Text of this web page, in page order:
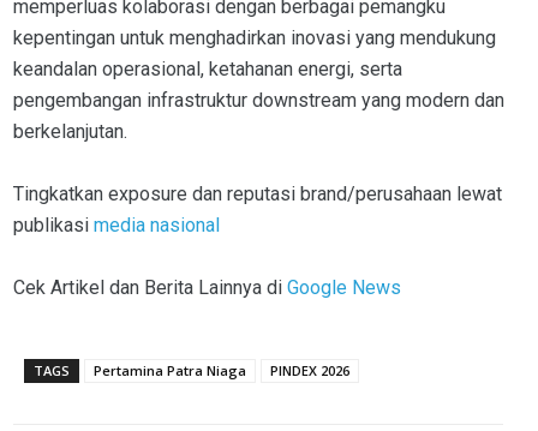
memperluas kolaborasi dengan berbagai pemangku
kepentingan untuk menghadirkan inovasi yang mendukung
keandalan operasional, ketahanan energi, serta
pengembangan infrastruktur downstream yang modern dan
berkelanjutan.
Tingkatkan exposure dan reputasi brand/perusahaan lewat
publikasi media nasional
Cek Artikel dan Berita Lainnya di Google News
TAGS Pertamina Patra Niaga PINDEX 2026